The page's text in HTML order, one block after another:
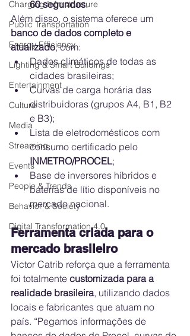
Charging Infrastructure
Public Transportation
Energy Efficiency
Lighting & Smart Buildings
Entertainment
Culture
Media
Streaming
Events
People & Trends
Behavior & Society
Digital Transformation 4.0
60 segundos.
Além disso, o sistema oferece um
banco de dados completo e
atualizado, com:
Dados climáticos de todas as
cidades brasileiras;
Curvas de carga horária das
distribuidoras (grupos A4, B1, B2
e B3);
Lista de eletrodomésticos com
consumo certificado pelo
INMETRO/PROCEL;
Base de inversores híbridos e
baterias de lítio disponíveis no
mercado nacional.
Ferramenta criada para o
mercado brasileiro
Victor Catrib reforça que a ferramenta
foi totalmente customizada para a
realidade brasileira, utilizando dados
locais e fabricantes que atuam no
país. “Pegamos informações de